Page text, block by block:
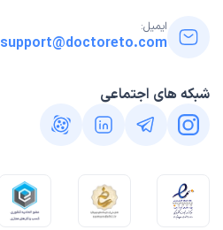
ایمیل:
support@doctoreto.com
شبکه های اجتماعی